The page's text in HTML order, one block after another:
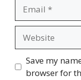
Save my
browser for